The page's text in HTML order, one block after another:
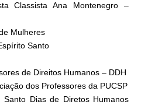
Classista Ana Montenegro –
Mulheres
Santo
de Direitos Humanos – DDH
dos Professores da PUCSP
Santo Dias de Diretos Humanos